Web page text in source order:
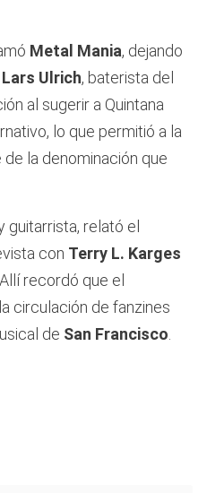
Metal Mania, dejando
Lars Ulrich, baterista del
al sugerir a Quintana
lo que permitió a la
la denominación que
guitarrista, relató el
con Terry L. Karges
recordó que el
circulación de fanzines
de San Francisco